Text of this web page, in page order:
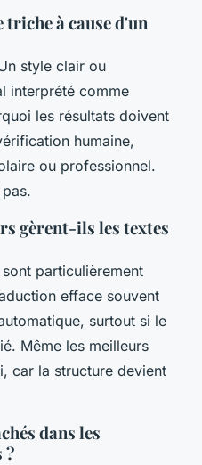
triche à cause d'un
style clair ou
interprété comme
les résultats doivent
humaine,
ou professionnel.
gèrent-ils les textes
particulièrement
efface souvent
surtout si le
Même les meilleurs
car la structure devient
dans les
?